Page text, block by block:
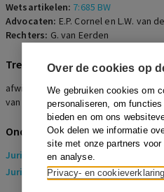
Over de cookies op
We gebruiken cookies om
personaliseren, om
bieden en om ons
Ook delen we informatie
site met onze partners
en analyse.
Privacy- en cookieverklaring
Wetsartikelen: 7:685 BW
Advocaten: E.P. Cornel en L.W. van
Rechters: G. van Eerden
Trefwoorden
afwijzing voorwaardelijk
van rechtswege
Onderwerpen
Juridisch> Arbeidsrecht
Juridisch> Sociaal